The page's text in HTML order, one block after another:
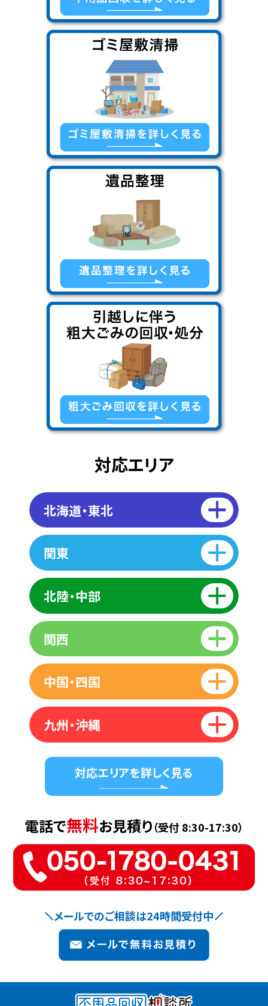
対応エリア
北海道・東北
関東
北陸・中部
関西
中国・四国
九州・沖縄
対応エリアを詳しく見る
電話で無料お見積り（受付 8:30-17:30）
メールでのご相談は24時間受付中